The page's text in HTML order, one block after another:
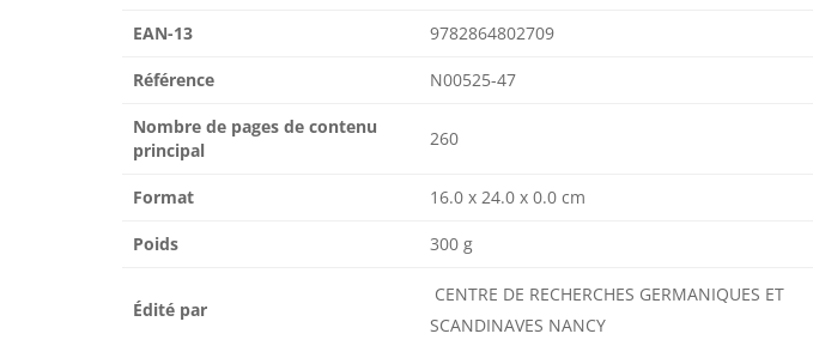
EAN-13 9782864802709
Référence N00525-47
Nombre de pages de contenu
principal
260
Format 16.0 x 24.0 x 0.0 cm
Poids 300 g
Édité par
CENTRE DE RECHERCHES GERMANIQUES ET
SCANDINAVES NANCY